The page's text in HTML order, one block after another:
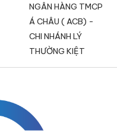
NGÂN HÀNG TMCP
Á CHÂU ( ACB) -
CHI NHÁNH LÝ
THƯỜNG KIỆT